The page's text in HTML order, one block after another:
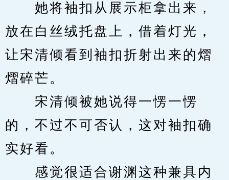
她将袖扣从展示柜拿出来，
放在白丝绒托盘上，借着灯光，
让宋清倾看到袖扣折射出来的熠
熠碎芒。
宋清倾被她说得一愣一愣
的，不过不可否认，这对袖扣确
实好看。
感觉很适合谢渊这种兼具内